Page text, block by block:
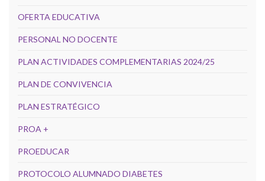
OFERTA EDUCATIVA
PERSONAL NO DOCENTE
PLAN ACTIVIDADES COMPLEMENTARIAS 2024/25
PLAN DE CONVIVENCIA
PLAN ESTRATÉGICO
PROA +
PROEDUCAR
PROTOCOLO ALUMNADO DIABETES